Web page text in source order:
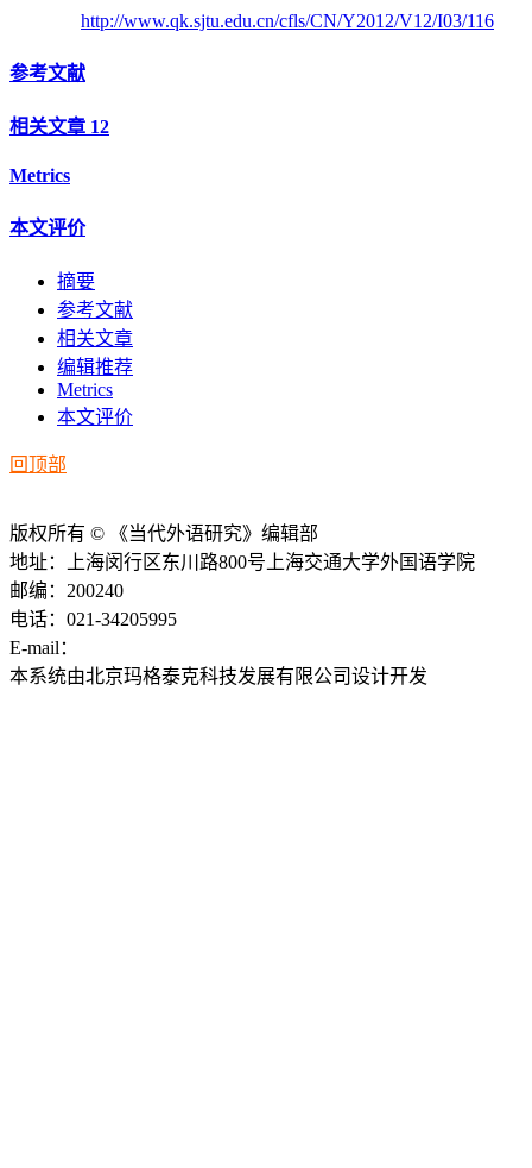
http://www.qk.sjtu.edu.cn/cfls/CN/Y2012/V12/I03/116
参考文献
相关文章 12
Metrics
本文评价
摘要
参考文献
相关文章
编辑推荐
Metrics
本文评价
回顶部
版权所有 © 《当代外语研究》编辑部
地址：上海闵行区东川路800号上海交通大学外国语学院
邮编：200240
电话：021-34205995
E-mail：
本系统由北京玛格泰克科技发展有限公司设计开发